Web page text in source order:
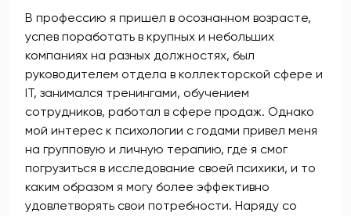
В профессию я пришел в осознанном возрасте,
успев поработать в крупных и небольших
компаниях на разных должностях, был
руководителем отдела в коллекторской сфере и
IT, занимался тренингами, обучением
сотрудников, работал в сфере продаж. Однако
мой интерес к психологии с годами привел меня
на групповую и личную терапию, где я смог
погрузиться в исследование своей психики, и то
каким образом я могу более эффективно
удовлетворять свои потребности. Наряду со